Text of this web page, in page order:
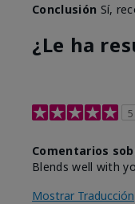
Conclusión Sí,
¿Le ha
5
Comentarios
Blends well with
Mostrar Traducción